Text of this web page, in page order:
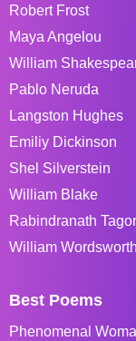
Robert Frost
Maya Angelou
William
Pablo Neruda
Langston Hughes
Emiliy Dickinson
Shel Silverstein
William Blake
Rabindranath
William Wordsworth
Best Poems
Phenomenal